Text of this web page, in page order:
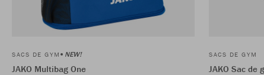
SACS DE GYM NEW!
JAKO Multibag One
SACS DE GYM
JAKO Sac de